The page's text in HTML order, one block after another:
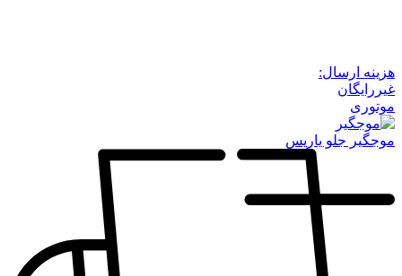
هزینه ارسال:
غیررایگان
موتوری
موجگیر جلو یاریس